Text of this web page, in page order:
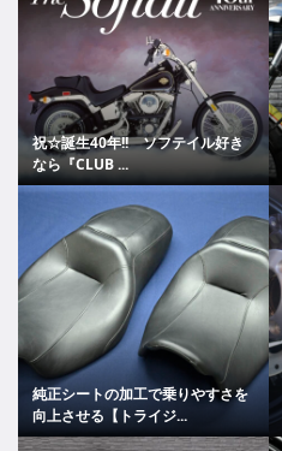
祝☆誕生40年!! ソフテイル好き
なら『CLUB ...
純正シートの加工で乗りやすさを
向上させる【トライジ...